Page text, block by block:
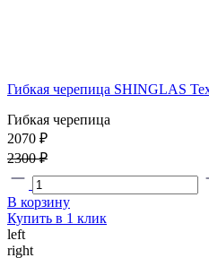
Гибкая черепица SHINGLAS
Гибкая черепица
2070 ₽
2300 ₽
В корзину
Купить в 1 клик
left
right